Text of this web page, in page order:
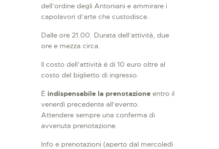
dell’ordine degli Antoniani e ammirare i
capolavori d’arte che custodisce.
Dalle ore 21.00. Durata dell’attività, due
ore e mezza circa.
Il costo dell’attività è di 10 euro oltre al
costo del biglietto di ingresso.
È indispensabile la prenotazione entro il
venerdì precedente all’evento.
Attendere sempre una conferma di
avvenuta prenotazione.
Info e prenotazioni (aperto dal mercoledì